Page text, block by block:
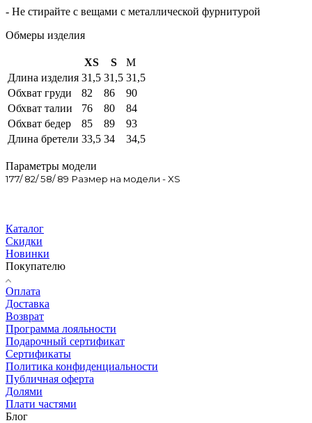
- Не стирайте с вещами с металлической фурнитурой
Обмеры изделия
XS S
M
Длина изделия 31,5 31,5 31,5
Обхват груди
82 86
90
Обхват талии
76 80
84
Обхват бедер
85 89
93
Длина бретели 33,5 34 34,5
Параметры модели
177/ 82/ 58/ 89 Размер на модели - XS
Каталог
Скидки
Новинки
Покупателю
Оплата
Доставка
Возврат
Программа лояльности
Подарочный сертификат
Сертификаты
Политика конфиденциальности
Публичная оферта
Долями
Плати частями
Блог